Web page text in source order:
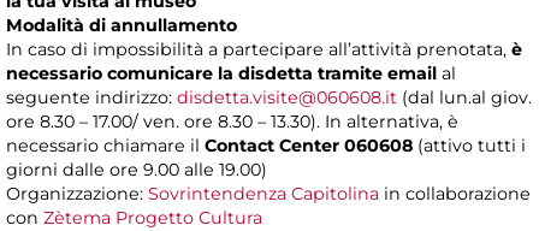
Modalità di annullamento
In caso di impossibilità a partecipare all’attività prenotata, è
necessario comunicare la disdetta tramite email al
seguente indirizzo: disdetta.visite@060608.it (dal lun.al giov.
ore 8.30 – 17.00/ ven. ore 8.30 – 13.30). In alternativa, è
necessario chiamare il Contact Center 060608 (attivo tutti i
giorni dalle ore 9.00 alle 19.00)
Organizzazione: Sovrintendenza Capitolina in collaborazione
con Zètema Progetto Cultura